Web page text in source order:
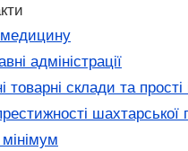
адміністрації
товарні склади та прості
шахтарської